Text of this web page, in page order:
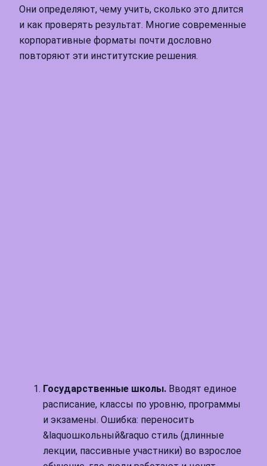
Они определяют, чему учить, сколько это длится
и как проверять результат. Многие современные
корпоративные форматы почти дословно
повторяют эти институтские решения.
Государственные школы. Вводят единое
расписание, классы по уровню, программы
и экзамены. Ошибка: переносить
&laquoшкольный&raquo стиль (длинные
лекции, пассивные участники) во взрослое